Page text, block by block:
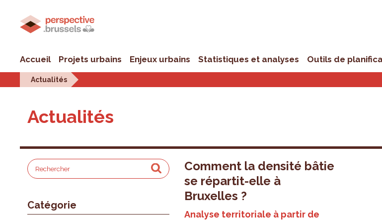
Accueil Projets urbains Enjeux urbains Statistiques et analyses Outils de
Actualités
Actualités
Catégorie
Comment la densité bâtie
se répartit-elle à
Bruxelles ?
Analyse territoriale à partir de